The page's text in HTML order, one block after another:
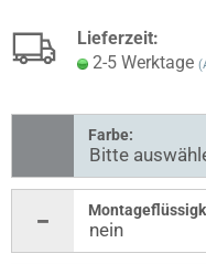
Lieferzeit:
2-5 Werktage
Farbe: